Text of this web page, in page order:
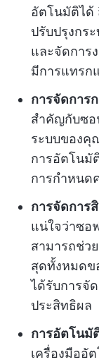
อัตโนมัติได้
ปรับปรุงกร
และจัดการ
มีการแทรก
การจัดการ
สำคัญกับซอ
ระบบของคุ
การอัตโนมั
การกำหนด
การจัดการ
แน่ใจว่าซอ
สามารถช่ว
สุดทั้งหมดข
ได้รับการจั
ประสิทธิผล
การอัตโนมั
เครื่องมืออั